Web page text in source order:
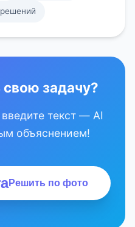
задачу?
текст — AI
объяснением!
Решить по фото